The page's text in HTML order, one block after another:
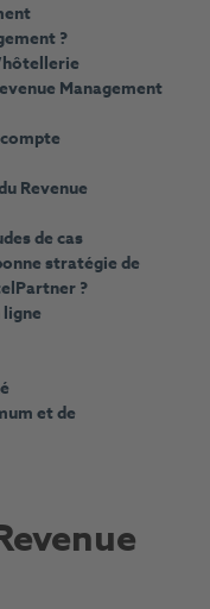
?
Management
Revenue
de cas
stratégie de
?
et de